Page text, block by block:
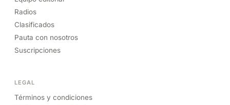
Radios
Clasificados
Pauta con nosotros
Suscripciones
LEGAL
Términos y condiciones